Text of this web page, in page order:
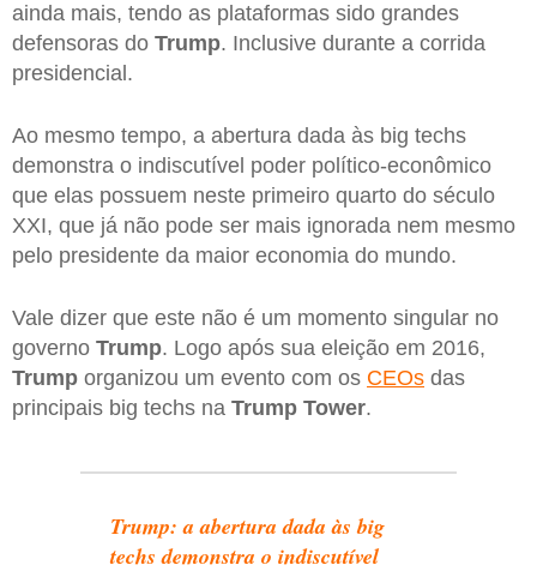
ainda mais, tendo as plataformas sido grandes
defensoras do Trump. Inclusive durante a corrida
presidencial.
Ao mesmo tempo, a abertura dada às big techs
demonstra o indiscutível poder político-econômico
que elas possuem neste primeiro quarto do século
XXI, que já não pode ser mais ignorada nem mesmo
pelo presidente da maior economia do mundo.
Vale dizer que este não é um momento singular no
governo Trump. Logo após sua eleição em 2016,
Trump organizou um evento com os CEOs das
principais big techs na Trump Tower.
Trump: a abertura dada às big
techs demonstra o indiscutível